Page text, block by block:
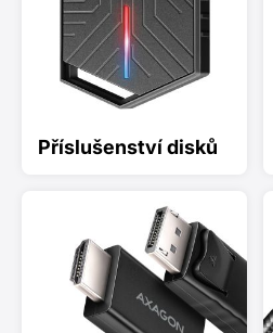
Příslušenství disků